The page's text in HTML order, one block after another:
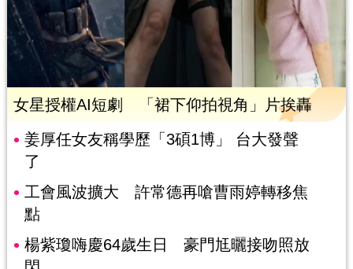
女星授權AI短劇 「裙下仰拍視角」片挨轟
姜厚任女友稱學歷「3碩1博」 台大發聲
了
工會風波擴大 許常德再嗆曹雨婷轉移焦
點
楊紫瓊嗨慶64歲生日 豪門尪曬接吻照放